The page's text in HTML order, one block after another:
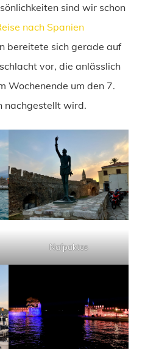
sind wir schon
nach Spanien
bereitete sich gerade auf
vor, die anlässlich
Wochenende um den 7.
nachgestellt wird.
Nafpaktos